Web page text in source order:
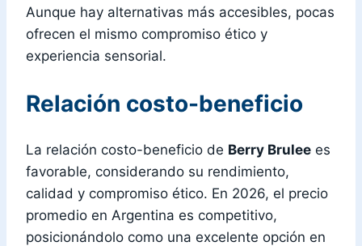
Aunque hay alternativas más accesibles, pocas
ofrecen el mismo compromiso ético y
experiencia sensorial.
Relación costo-beneficio
La relación costo-beneficio de Berry Brulee es
favorable, considerando su rendimiento,
calidad y compromiso ético. En 2026, el precio
promedio en Argentina es competitivo,
posicionándolo como una excelente opción en